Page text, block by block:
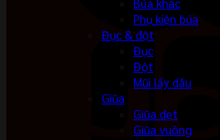
Búa khác
Phụ kiện búa
Đục & đột
Đục
Đột
Mũi lấy dấu
Giũa
Giũa dẹt
Giũa vuông